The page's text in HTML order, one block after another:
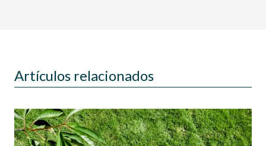
Artículos relacionados